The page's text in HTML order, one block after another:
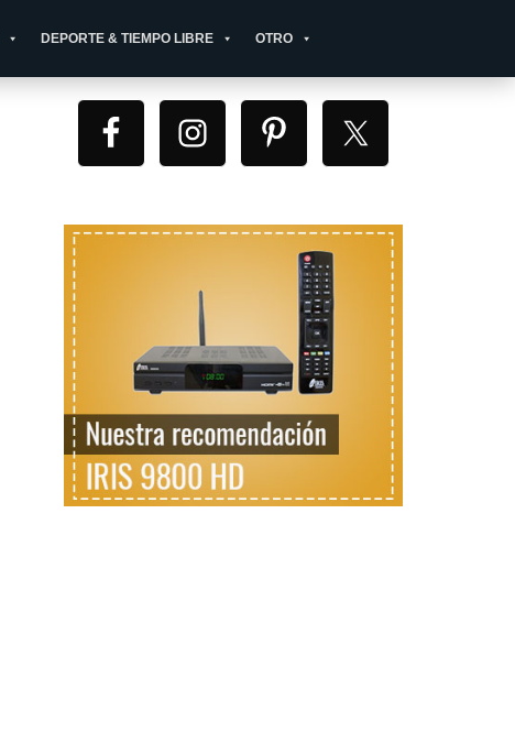
DEPORTE & TIEMPO LIBRE OTRO
Primary
Sidebar